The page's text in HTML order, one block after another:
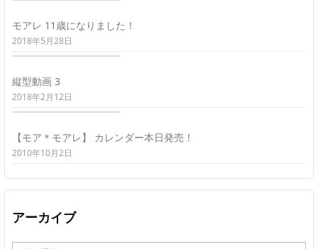
モアレ 11歳になりました！
2018年5月28日
縦型動画 3
2018年2月12日
【モア＊モアレ】 カレンダー本日発売！
2010年10月2日
アーカイブ